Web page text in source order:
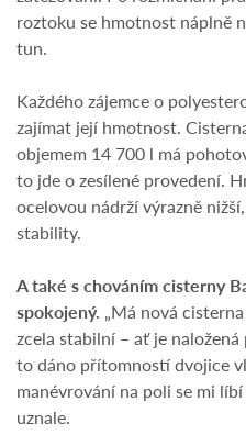
roztoku se hmotnost náplně
tun.
Každého zájemce o
zajímat její hmotnost.
objemem 14 700 l má
to jde o zesílené provedení.
ocelovou nádrží výrazně
stability.
A také s chováním cisterny
spokojený. „Má nová
zcela stabilní – ať je
to dáno přítomností dvojice
manévrování na poli se mi
uznale.